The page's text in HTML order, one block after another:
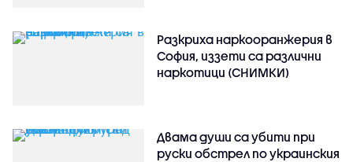
Разкриха наркооранжерия в
София, иззети са различни
наркотици (СНИМКИ)
Двама души са убити при
руски обстрeл по украинския